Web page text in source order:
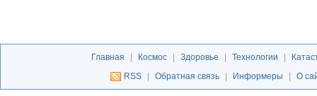
Главная Космос Здоровье Технологии
RSS
Обратная связь Информеры О